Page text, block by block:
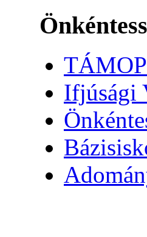
Ifjúsági